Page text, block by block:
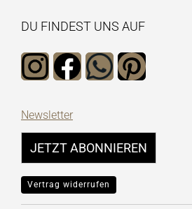
DU FINDEST UNS AUF
Newsletter
JETZT ABONNIEREN
Vertrag widerrufen